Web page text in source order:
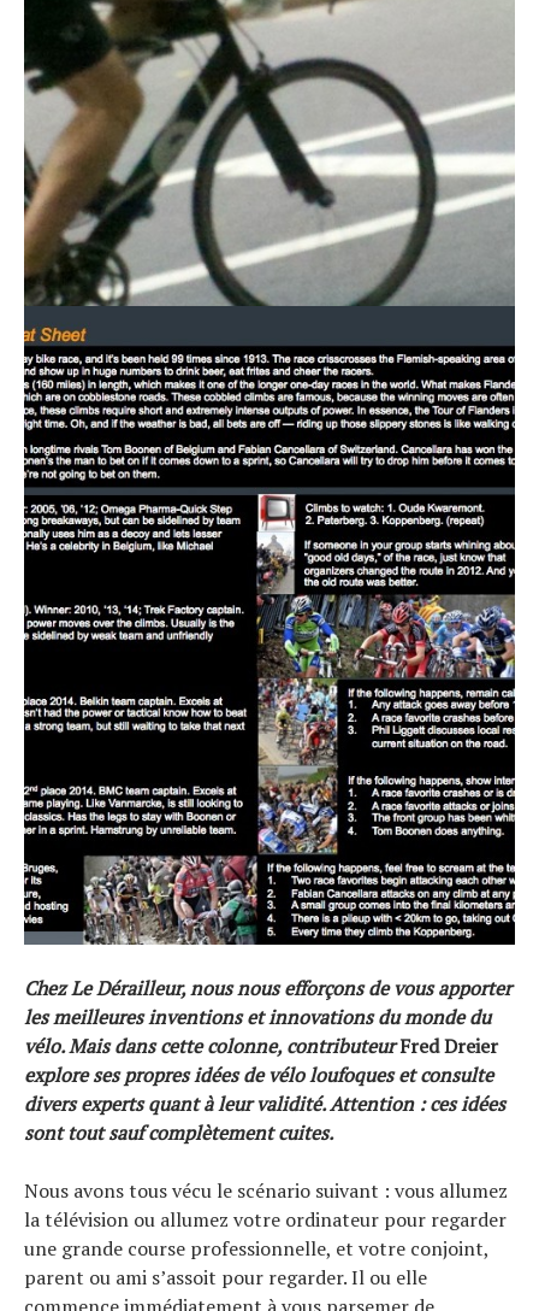
Chez Le Dérailleur, nous nous efforçons de vous apporter
les meilleures inventions et innovations du monde du
vélo. Mais dans cette colonne, contributeurFred Dreier
explore ses propres idées de vélo loufoques et consulte
divers experts quant à leur validité. Attention : ces idées
sont tout sauf complètement cuites.
Nous avons tous vécu le scénario suivant : vous allumez
la télévision ou allumez votre ordinateur pour regarder
une grande course professionnelle, et votre conjoint,
parent ou ami s’assoit pour regarder. Il ou elle
Actualités
Tests de produits
Conseils
Tendances
Tous nos articles
À propos